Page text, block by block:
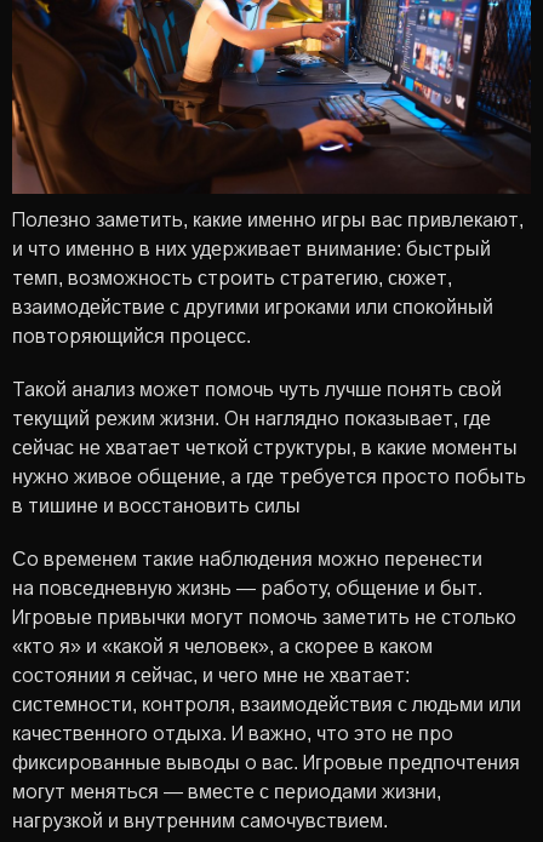
Полезно заметить, какие именно игры вас привлекают,
и что именно в них удерживает внимание: быстрый
темп, возможность строить стратегию, сюжет,
взаимодействие с другими игроками или спокойный
повторяющийся процесс.
Такой анализ может помочь чуть лучше понять свой
текущий режим жизни. Он наглядно показывает, где
сейчас не хватает четкой структуры, в какие моменты
нужно живое общение, а где требуется просто побыть
в тишине и восстановить силы
Со временем такие наблюдения можно перенести
на повседневную жизнь — работу, общение и быт.
Игровые привычки могут помочь заметить не столько
«кто я» и «какой я человек», а скорее в каком
состоянии я сейчас, и чего мне не хватает:
системности, контроля, взаимодействия с людьми или
качественного отдыха. И важно, что это не про
фиксированные выводы о вас. Игровые предпочтения
могут меняться — вместе с периодами жизни,
нагрузкой и внутренним самочувствием.